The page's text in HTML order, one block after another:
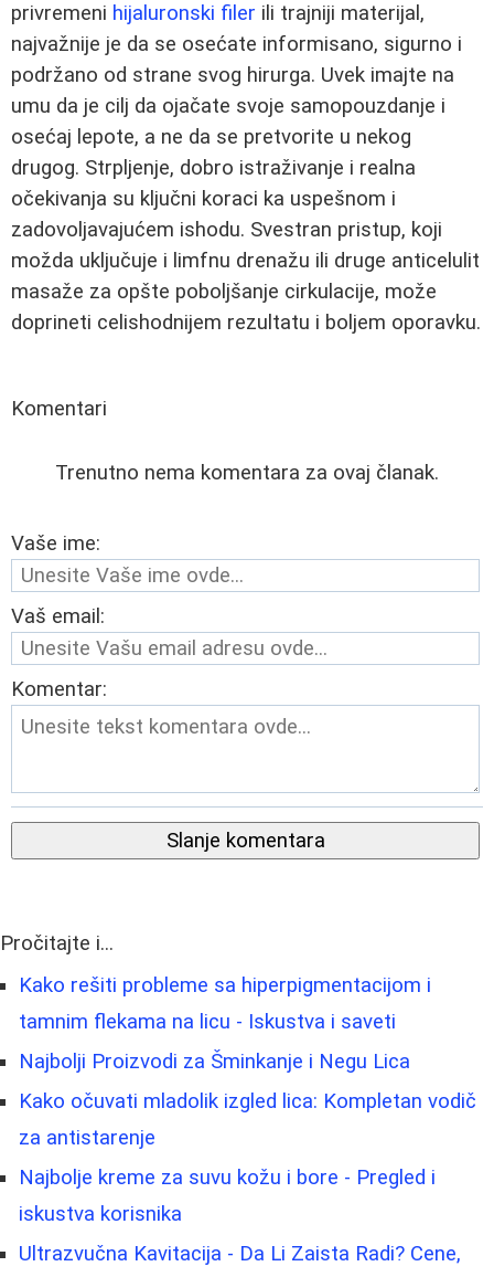
privremeni hijaluronski filer ili trajniji materijal,
najvažnije je da se osećate informisano, sigurno i
podržano od strane svog hirurga. Uvek imajte na
umu da je cilj da ojačate svoje samopouzdanje i
osećaj lepote, a ne da se pretvorite u nekog
drugog. Strpljenje, dobro istraživanje i realna
očekivanja su ključni koraci ka uspešnom i
zadovoljavajućem ishodu. Svestran pristup, koji
možda uključuje i limfnu drenažu ili druge anticelulit
masaže za opšte poboljšanje cirkulacije, može
doprineti celishodnijem rezultatu i boljem oporavku.
Komentari
Trenutno nema komentara za ovaj članak.
Vaše ime:
Vaš email:
Komentar:
Slanje komentara
Pročitajte i...
Kako rešiti probleme sa hiperpigmentacijom i
tamnim flekama na licu - Iskustva i saveti
Najbolji Proizvodi za Šminkanje i Negu Lica
Kako očuvati mladolik izgled lica: Kompletan vodič
za antistarenje
Najbolje kreme za suvu kožu i bore - Pregled i
iskustva korisnika
Ultrazvučna Kavitacija - Da Li Zaista Radi? Cene,